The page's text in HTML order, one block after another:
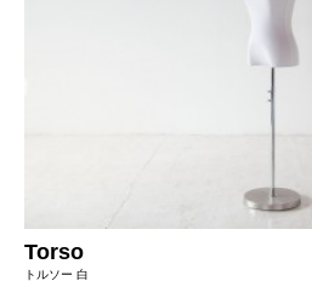
Torso
トルソー 白